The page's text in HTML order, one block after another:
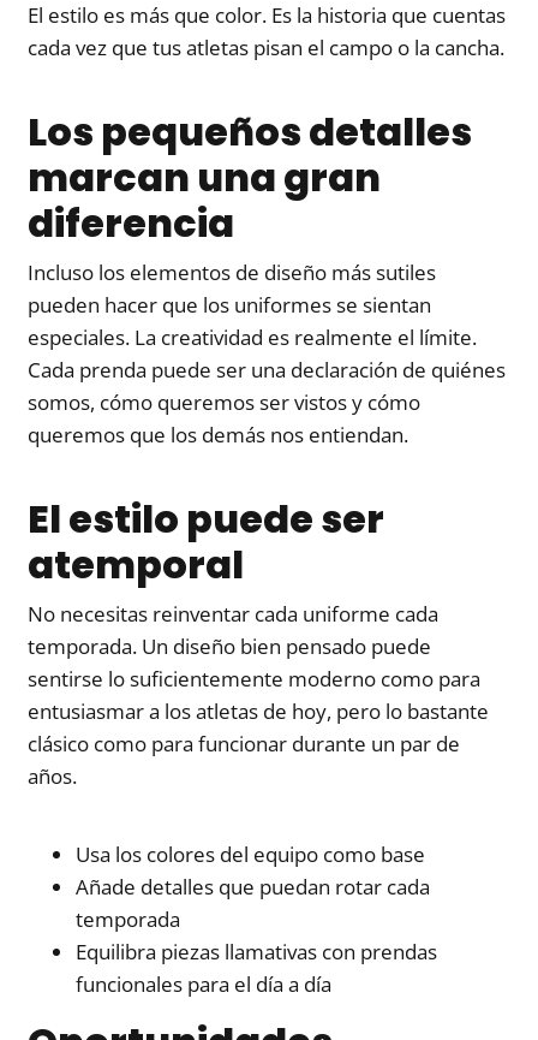
El estilo es más que color. Es la historia que cuentas
cada vez que tus atletas pisan el campo o la cancha.
Los pequeños detalles
marcan una gran
diferencia
Incluso los elementos de diseño más sutiles
pueden hacer que los uniformes se sientan
especiales. La creatividad es realmente el límite.
Cada prenda puede ser una declaración de quiénes
somos, cómo queremos ser vistos y cómo
queremos que los demás nos entiendan.
El estilo puede ser
atemporal
No necesitas reinventar cada uniforme cada
temporada. Un diseño bien pensado puede
sentirse lo suficientemente moderno como para
entusiasmar a los atletas de hoy, pero lo bastante
clásico como para funcionar durante un par de
años.
Usa los colores del equipo como base
Añade detalles que puedan rotar cada
temporada
Equilibra piezas llamativas con prendas
funcionales para el día a día